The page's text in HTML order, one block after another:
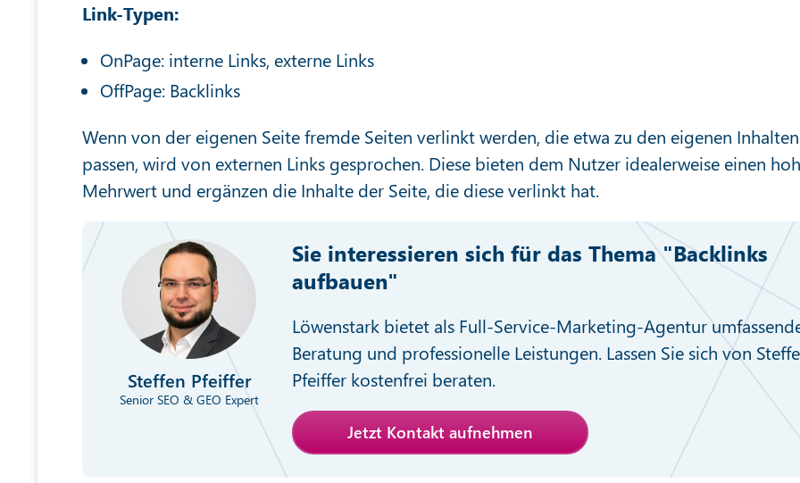
Link-Typen:
OnPage: interne Links, externe Links
OffPage: Backlinks
Wenn von der eigenen Seite fremde Seiten verlinkt werden, die etwa zu den eigenen Inhalten
passen, wird von externen Links gesprochen. Diese bieten dem Nutzer idealerweise einen
Mehrwert und ergänzen die Inhalte der Seite, die diese verlinkt hat.
Steffen Pfeiffer
Senior SEO & GEO Expert
Sie interessieren sich für das Thema "Backlinks
aufbauen"
Löwenstark bietet als Full-Service-Marketing-Agentur
Beratung und professionelle Leistungen. Lassen Sie sich von
Pfeiffer kostenfrei beraten.
Jetzt Kontakt aufnehmen